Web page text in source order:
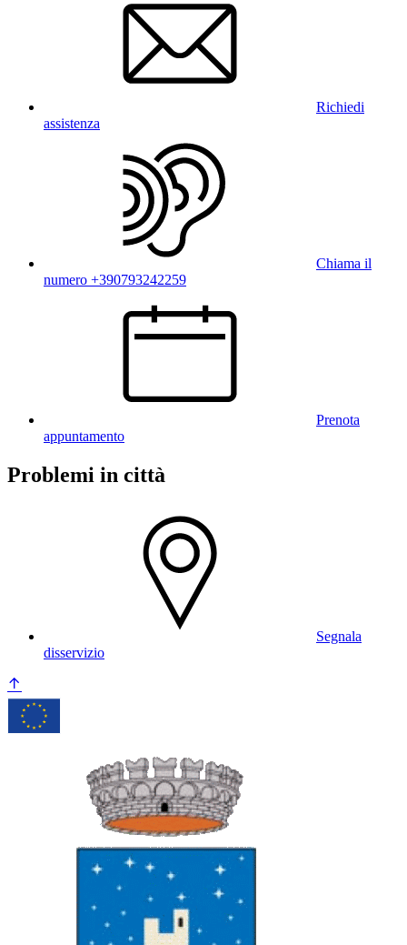
Richiedi
assistenza
Chiama il
numero +390793242259
Prenota
appuntamento
Problemi in città
Segnala
disservizio